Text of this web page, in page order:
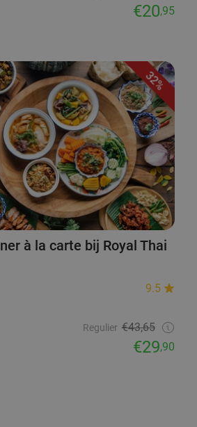
€20,95
32%
à la carte bij Royal Thai
9.5
Regulier €43,65
€29,90